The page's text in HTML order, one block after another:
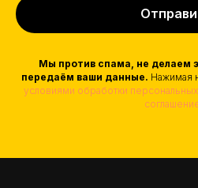
Мы против спама, не делаем
передаём ваши данные. Нажимая
условиями обработки